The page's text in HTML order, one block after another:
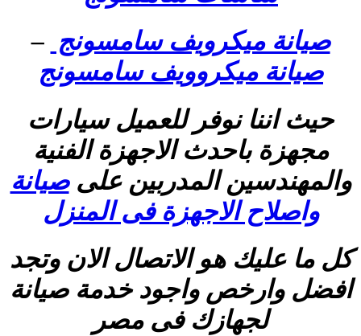
صيانة ميكرويف سامسونج –
صيانة ميكروويف سامسونج
حيث اننا نوفر للعميل سيارات
مجهزة باحدث الاجهزة الفنية
والمهندسين المدربين علىصيانة
واصلاح الاجهزة فى المنزل
كل ما عليك هو الاتصال الان وتجد
افضل وارخص واجود خدمة صيانة
لجهازك فى مصر